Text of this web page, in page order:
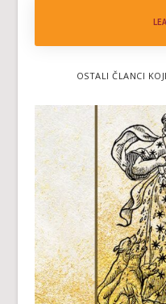
OSTALI ČLANCI